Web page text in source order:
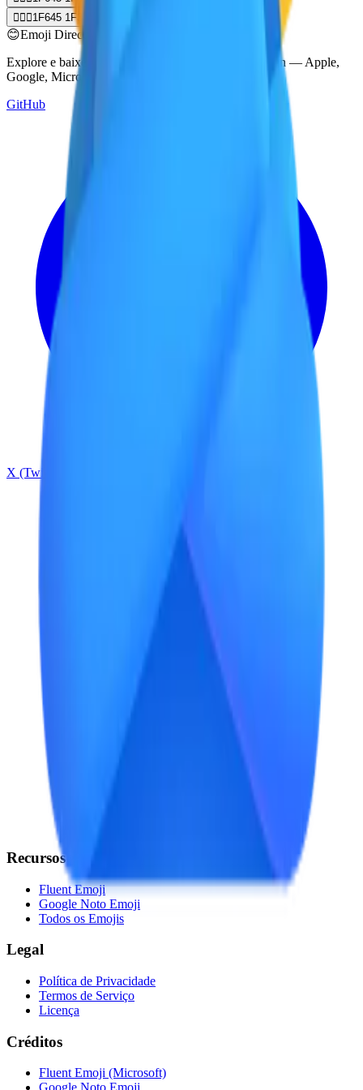
🙅🏿‍♂️ 1F645 1F3FF 200D 2642 FE0F
😊Emoji Directory
Explore e baixe emojis de múltiplos sistemas de design — Apple,
Google, Microsoft e muito mais, tudo em um só lugar.
GitHub
X (Twitter)
Recursos
Fluent Emoji
Google Noto Emoji
Todos os Emojis
Legal
Política de Privacidade
Termos de Serviço
Licença
Créditos
Fluent Emoji (Microsoft)